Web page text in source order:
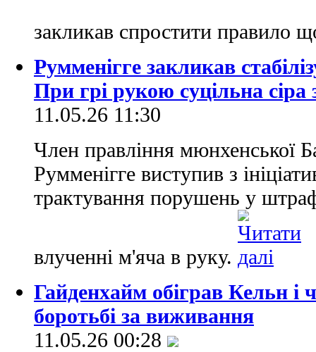
закликав спростити правило
Румменігге закликав
При грі рукою суцільна сіра
11.05.26 11:30
Член правління мюнхенської
Румменігге виступив з
трактування порушень у
влученні м'яча в руку.
Гайденхайм обіграв Кельн і
боротьбі за виживання
11.05.26 00:28